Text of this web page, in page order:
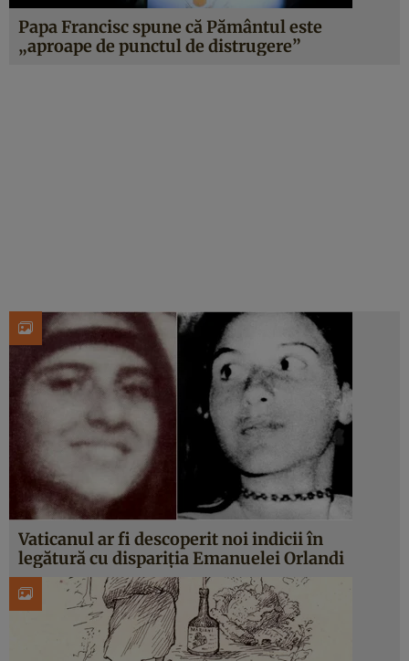
Papa Francisc spune că Pământul este
„aproape de punctul de distrugere”
Vaticanul ar fi descoperit noi indicii în
legătură cu dispariția Emanuelei Orlandi